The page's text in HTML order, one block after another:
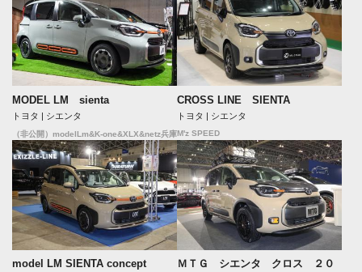
MODEL LM sienta
トヨタ | シエンタ
（非公開）modelLm&K-one&XLX&netz兵庫
CROSS LINE SIENTA
トヨタ | シエンタ
M'z SPEED
model LM SIENTA concept
ＭＴＧ シエンタ クロス ２０